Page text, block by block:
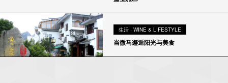
生活 · WINE & LIFESTYLE
当微马邂逅阳光与美食